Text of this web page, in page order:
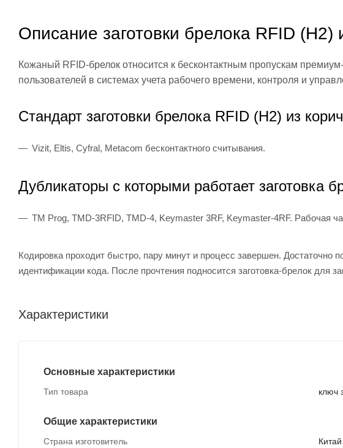
Описание заготовки брелока RFID (H2)
Кожаный RFID-брелок относится к бесконтактным пропускам
пользователей в системах учета рабочего времени, контроля и
Стандарт заготовки брелока RFID (H2) из
Vizit, Eltis, Cyfral, Metacom бесконтактного считывания.
Дубликаторы с которыми работает заготовка
TM Prog, TMD-3RFID, TMD-4, Keymaster 3RF, Keymaster-4RF. Рабочая
Кодировка проходит быстро, пару минут и процесс завершен. Достаточно
идентификации кода. После прочтения подносится заготовка-брелок для
Характеристики
Основные характеристики
Тип товара ключ
Общие характеристики
Страна изготовитель Китай